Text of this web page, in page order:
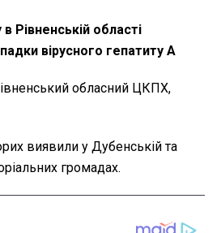
Рівненській області
вірусного гепатиту А
обласний ЦКПХ,
виявили у Дубенській та
громадах.